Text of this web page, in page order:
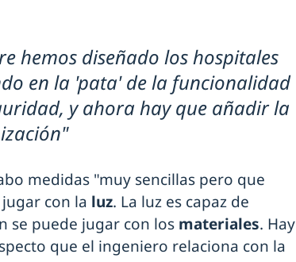
hemos diseñado los hospitales
en la 'pata' de la funcionalidad
y ahora hay que añadir la
medidas "muy sencillas pero que
con la luz. La luz es capaz de
se puede jugar con los materiales. Hay
que el ingeniero relaciona con la